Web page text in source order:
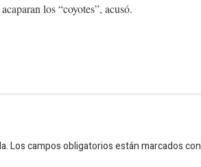
los “coyotes”, acusó.
Los campos obligatorios están marcados con